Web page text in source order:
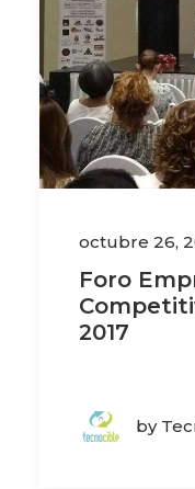
octubre 26,
Foro
2017
by